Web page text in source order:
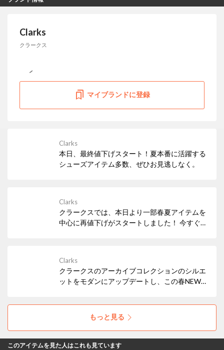
Clarks
クラークス
マイブランドに登録
Clarks
本日、最終値下げスタート！夏本番に活躍する
シューズアイテム多数、ぜひお見逃しなく。
Clarks
クラークスでは、本日より一部春夏アイテムを
中心に再値下げがスタートしました！ 今すぐ履
Clarks
クラークスのアーカイブコレクションのシルエ
ットをモダンにアップデートし、この春NEW
量の厚底ソールで気分もUP！
もっと見る
このアイテムを見た人はこれも見ています